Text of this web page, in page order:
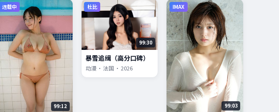
连载中
99:12
杜比
99:30
暴雪追缉（高分口碑）
动漫 · 法国 · 2026
IMAX
99:03